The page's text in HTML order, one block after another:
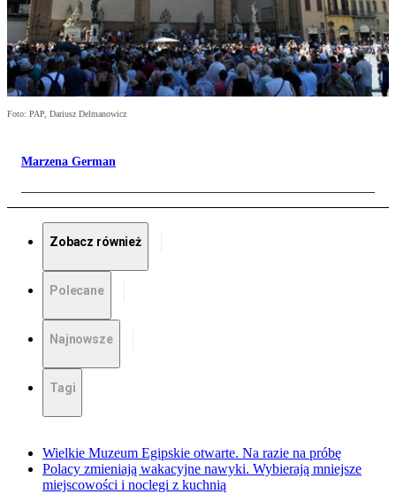
Foto: PAP, Dariusz Delmanowicz
Marzena German
Zobacz również
Polecane
Najnowsze
Tagi
Wielkie Muzeum Egipskie otwarte. Na razie na próbę
Polacy zmieniają wakacyjne nawyki. Wybierają mniejsze
miejscowości i noclegi z kuchnią